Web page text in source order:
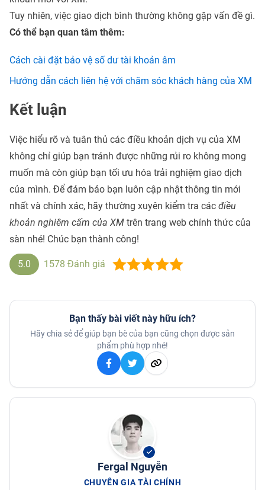
Tuy nhiên, việc giao dịch bình thường không gặp vấn đề gì.
Có thể bạn quan tâm thêm:
Cách cài đặt bảo vệ số dư tài khoản âm
Hướng dẫn cách liên hệ với chăm sóc khách hàng của XM
Kết luận
Việc hiểu rõ và tuân thủ các điều khoản dịch vụ của XM
không chỉ giúp bạn tránh được những rủi ro không mong
muốn mà còn giúp bạn tối ưu hóa trải nghiệm giao dịch
của mình. Để đảm bảo bạn luôn cập nhật thông tin mới
nhất và chính xác, hãy thường xuyên kiểm tra các điều
khoản nghiêm cấm của XM trên trang web chính thức của
sàn nhé! Chúc bạn thành công!
5.0 1578 Đánh giá
Bạn thấy bài viết này hữu ích?
Hãy chia sẻ để giúp bạn bè của bạn cũng chọn được sản
phẩm phù hợp nhé!
Fergal Nguyễn
CHUYÊN GIA TÀI CHÍNH